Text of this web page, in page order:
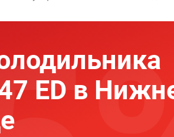
ED в